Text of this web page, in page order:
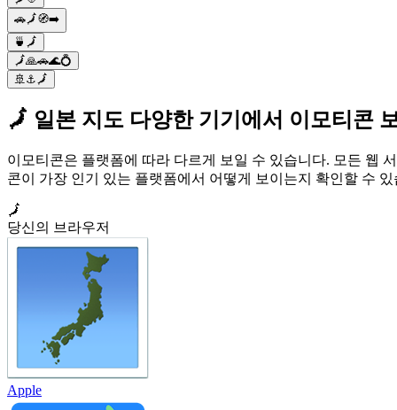
🚗🗾🧭➡️
🍵🗾
🗾🙏🚗🌊💍
🚢⚓🗾
🗾 일본 지도 다양한 기기에서 이모티콘
이모티콘은 플랫폼에 따라 다르게 보일 수 있습니다. 모든 웹
콘이 가장 인기 있는 플랫폼에서 어떻게 보이는지 확인할 수 있
🗾
당신의 브라우저
Apple